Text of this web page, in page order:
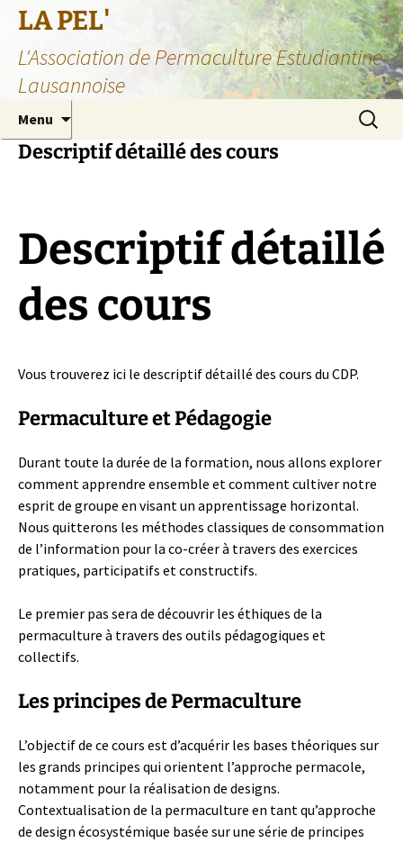
Aller
contenu
LA PEL'
L'Association de Permaculture Estudiantine
Lausannoise
Menu
Descriptif détaillé des cours
Descriptif détaillé
des cours
Vous trouverez ici le descriptif détaillé des cours du CDP.
Permaculture et Pédagogie
Durant toute la durée de la formation, nous allons explorer
comment apprendre ensemble et comment cultiver notre
esprit de groupe en visant un apprentissage horizontal.
Nous quitterons les méthodes classiques de consommation
de l’information pour la co-créer à travers des exercices
pratiques, participatifs et constructifs.
Le premier pas sera de découvrir les éthiques de la
permaculture à travers des outils pédagogiques et
collectifs.
Les principes de Permaculture
L’objectif de ce cours est d’acquérir les bases théoriques sur
les grands principes qui orientent l’approche permacole,
notamment pour la réalisation de designs.
Contextualisation de la permaculture en tant qu’approche
de design écosystémique basée sur une série de principes